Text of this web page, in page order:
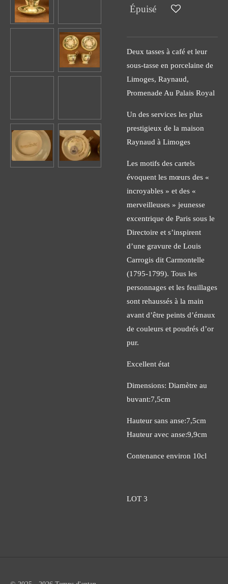
Épuisé
Deux tasses à café et leur
sous-tasse en porcelaine de
Limoges, Raynaud,
Promenade Au Palais Royal
Un des services les plus
prestigieux de la maison
Raynaud à Limoges
Les motifs des cartels
évoquent les mœurs des «
incroyables » et des «
merveilleuses » jeunesse
excentrique de Paris sous le
Directoire et s’inspirent
d’une gravure de Louis
Carrogis dit Carmontelle
(1795-1799). Tous les
personnages et les feuillages
sont rehaussés à la main
avant d’être peints d’émaux
de couleurs et poudrés d’or
pur.
Excellent état
Dimensions: Diamètre au
buvant:7,5cm
Hauteur sans anse:7,5cm
Hauteur avec anse:9,9cm
Contenance environ 10cl
LOT 3